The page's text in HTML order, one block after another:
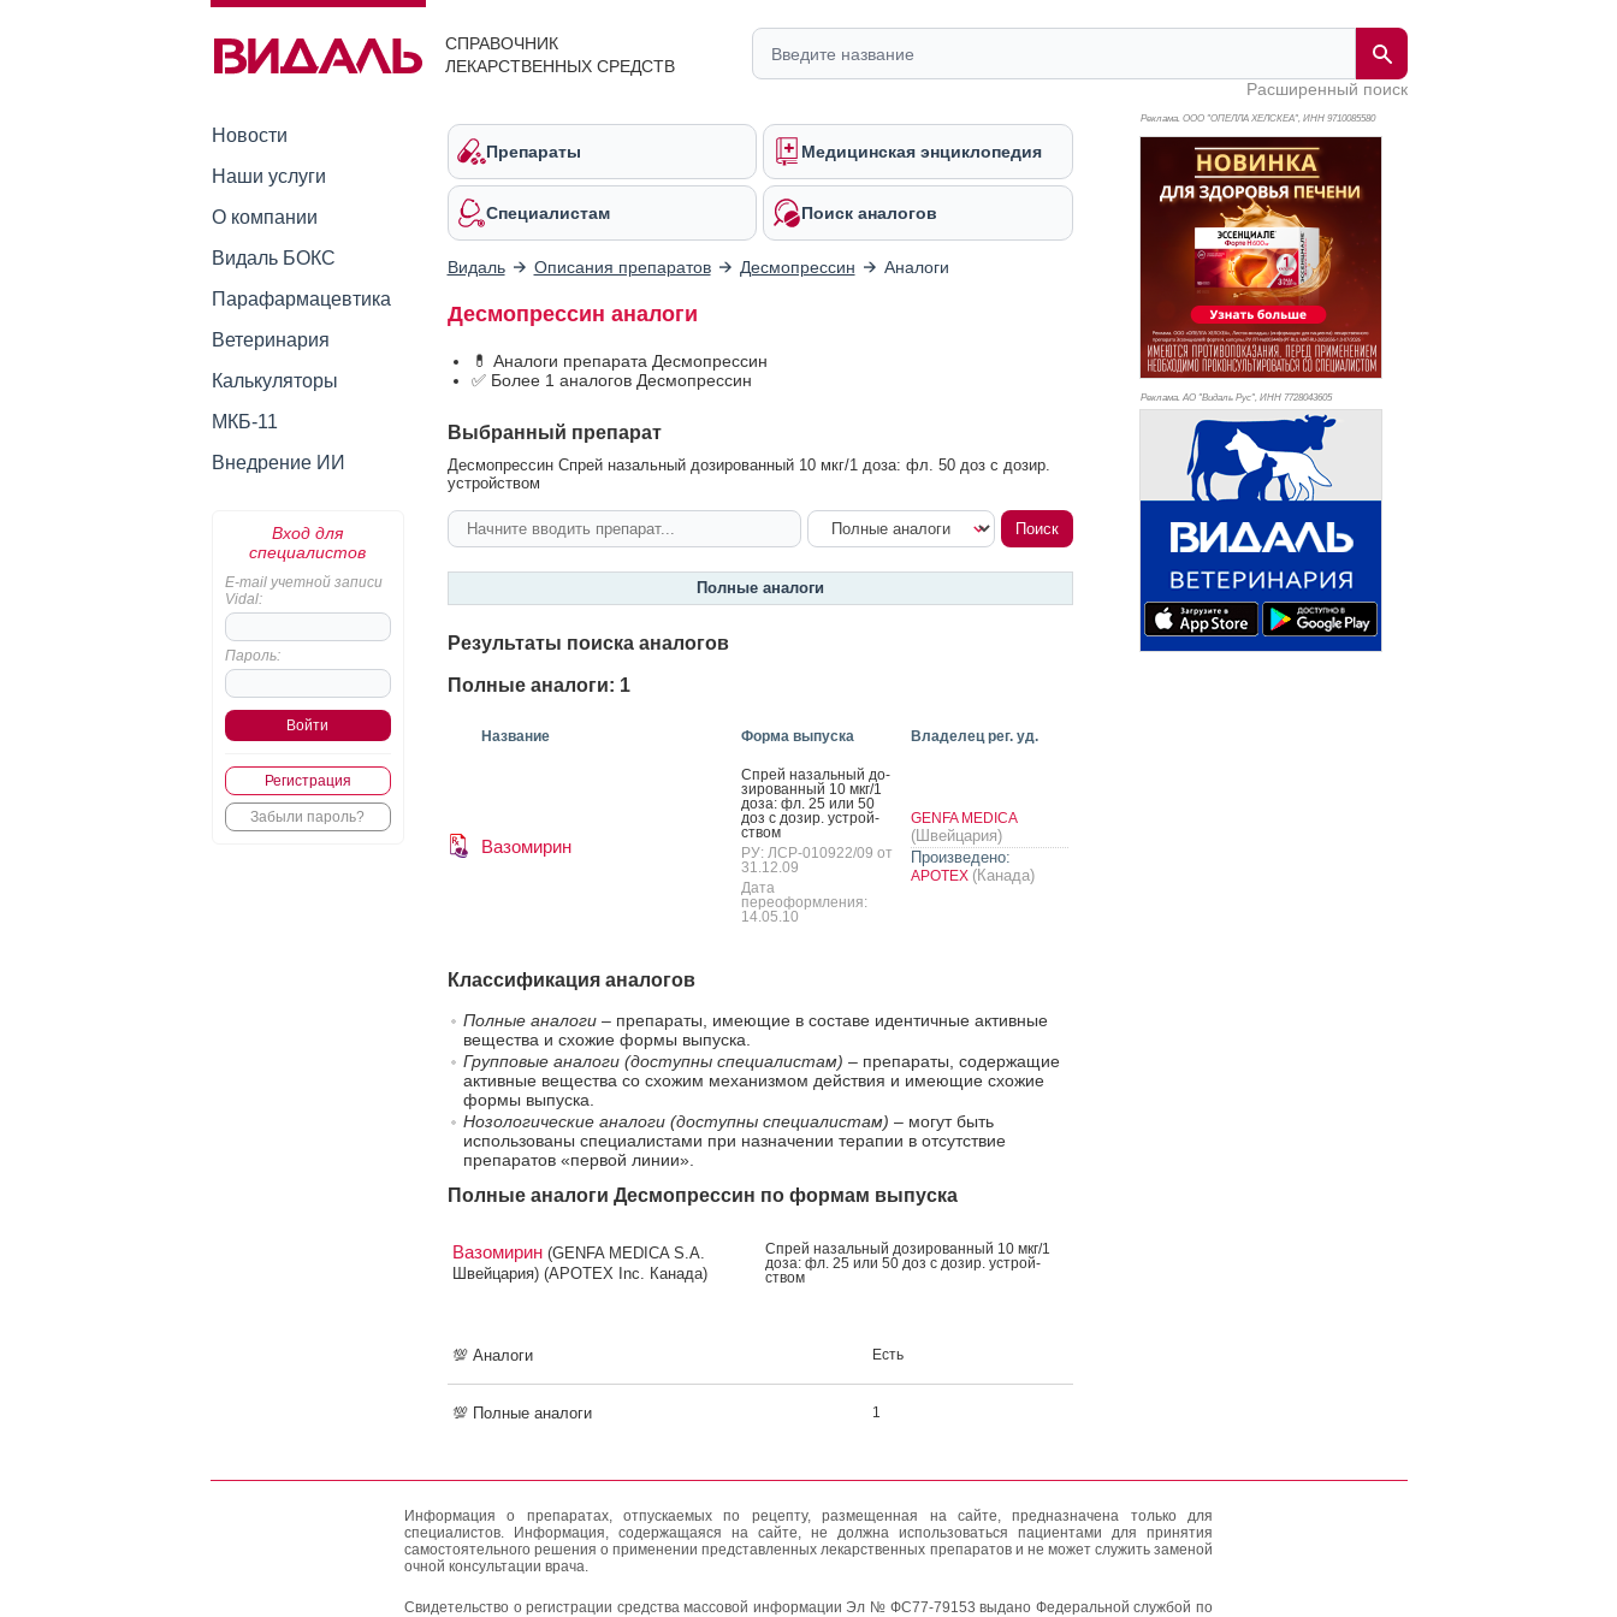
СПРАВОЧНИК
ЛЕКАРСТВЕННЫХ СРЕДСТВ
Расширенный поиск
Новости
Наши услуги
О компании
Видаль БОКС
Парафармацевтика
Ветеринария
Калькуляторы
МКБ-11
Внедрение ИИ
Вход для
специалистов
E-mail учетной записи
Vidal:
Пароль:
Регистрация
Забыли пароль?
Препараты Медицинская энциклопедия
Специалистам Поиск аналогов
Видаль Описания препаратов Десмопрессин Аналоги
Десмопрессин аналоги
💊 Аналоги препарата Десмопрессин
✅ Более 1 аналогов Десмопрессин
Выбранный препарат
Десмопрессин Спрей назальный дозированный 10 мкг/1 доза: фл. 50 доз с дозир.
устройством
Полные аналоги
Результаты поиска аналогов
Полные аналоги: 1
Название Форма выпуска Владелец рег. уд.
Вазомирин
Спрей на­заль­ный до­
зиро­ван­ный 10 мкг/1
до­за: фл. 25 или 50
доз с до­зир. ус­трой­
ством
РУ: ЛСР-010922/09 от
31.12.09
Дата
переоформления:
14.05.10
GENFA MEDICA
(Швейцария)
Произведено:
APOTEX (Канада)
Классификация аналогов
Полные аналоги– препараты, имеющие в составе идентичные активные
вещества и схожие формы выпуска.
Групповые аналоги (доступны специалистам) – препараты, содержащие
активные вещества со схожим механизмом действия и имеющие схожие
формы выпуска.
Нозологические аналоги (доступны специалистам) – могут быть
использованы специалистами при назначении терапии в отсутствие
препаратов «первой линии».
Полные аналоги Десмопрессин по формам выпуска
Вазомирин (GENFA MEDICA S.A.
Швейцария) (APOTEX Inc. Канада)
Спрей на­заль­ный до­зиро­ван­ный 10 мкг/1
до­за: фл. 25 или 50 доз с до­зир. ус­трой­
ством
💯 Аналоги Есть
💯 Полные аналоги 1
Реклама. ООО "ОПЕЛЛА ХЕЛСКЕА", ИНН 9710085580
Реклама. АО "Видаль Рус", ИНН 7728043605
Информация о препаратах, отпускаемых по рецепту, размещенная на сайте, предназначена только для
специалистов. Информация, содержащаяся на сайте, не должна использоваться пациентами для принятия
самостоятельного решения о применении представленных лекарственных препаратов и не может служить заменой
очной консультации врача.
Свидетельство о регистрации средства массовой информации Эл № ФС77-79153 выдано Федеральной службой по